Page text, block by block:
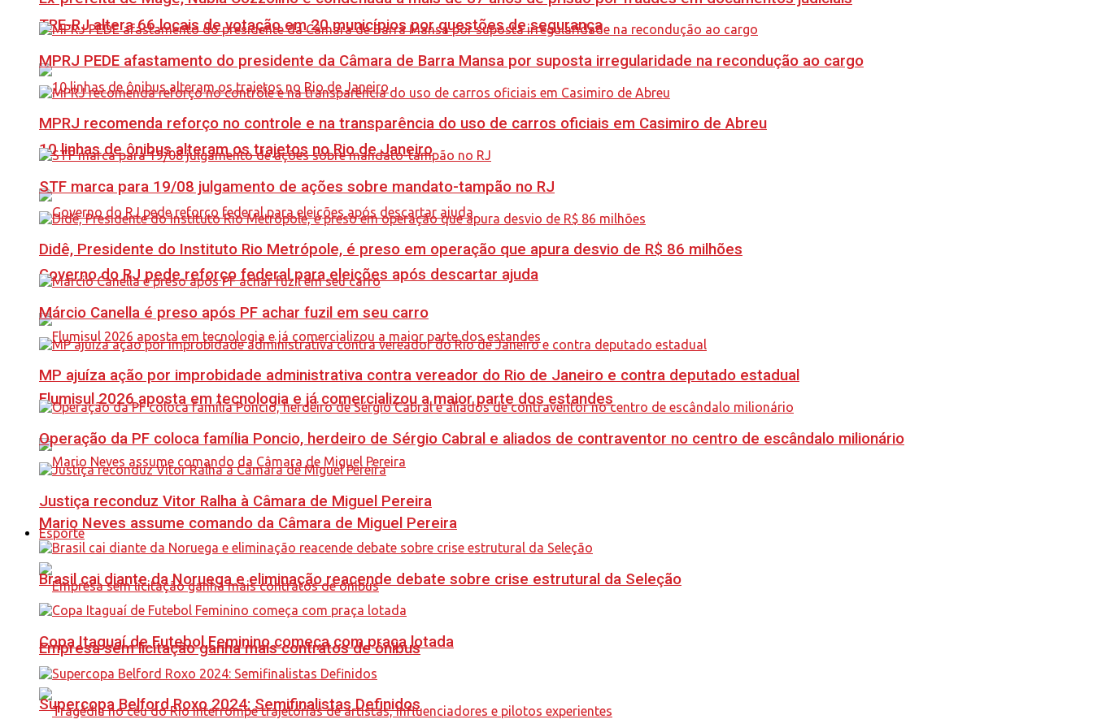
TRE-RJ altera 66 locais de votação em 20 municípios por questões de segurança
10 linhas de ônibus alteram os trajetos no Rio de Janeiro
Governo do RJ pede reforço federal para eleições após descartar ajuda
Flumisul 2026 aposta em tecnologia e já comercializou a maior parte dos estandes
Mario Neves assume comando da Câmara de Miguel Pereira
Empresa sem licitação ganha mais contratos de ônibus
MPRJ PEDE afastamento do presidente da Câmara de Barra Mansa por suposta irregularidade na recondução ao cargo
MPRJ recomenda reforço no controle e na transparência do uso de carros oficiais em Casimiro de Abreu
STF marca para 19/08 julgamento de ações sobre mandato-tampão no RJ
Didê, Presidente do Instituto Rio Metrópole, é preso em operação que apura desvio de R$ 86 milhões
Márcio Canella é preso após PF achar fuzil em seu carro
MP ajuíza ação por improbidade administrativa contra vereador do Rio de Janeiro e contra deputado estadual
Operação da PF coloca família Poncio, herdeiro de Sérgio Cabral e aliados de contraventor no centro de escândalo milionário
Justiça reconduz Vitor Ralha à Câmara de Miguel Pereira
Esporte
Brasil cai diante da Noruega e eliminação reacende debate sobre crise estrutural da Seleção
Copa Itaguaí de Futebol Feminino começa com praça lotada
Supercopa Belford Roxo 2024: Semifinalistas Definidos